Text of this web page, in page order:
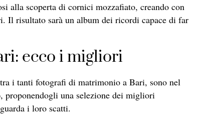
alla scoperta di cornici mozzafiato, creando con
Il risultato sarà un album dei ricordi capace di far
ecco i migliori
i tanti fotografi di matrimonio a Bari, sono nel
una selezione dei migliori
i loro scatti.